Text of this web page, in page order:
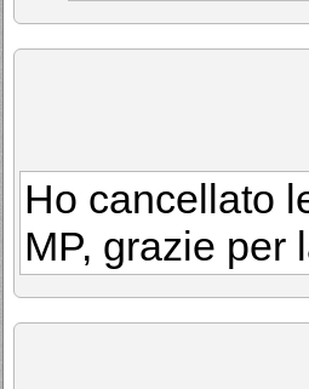
Ho cancellato
MP, grazie per